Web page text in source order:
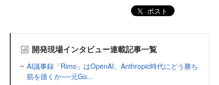
ポスト
開発現場インタビュー連載記事一覧
AI議事録「Rimo」はOpenAI、Anthropic時代にどう勝ち
筋を描くか──元Go...